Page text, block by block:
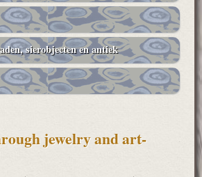
sierobjecten en antiek
jewelry and art-